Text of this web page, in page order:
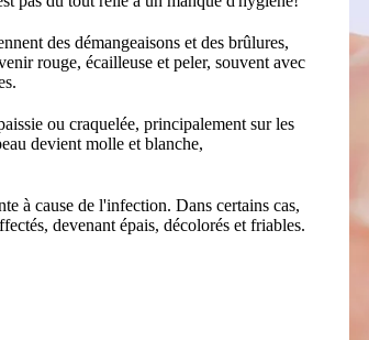
des démangeaisons et des brûlures,
rouge, écailleuse et peler, souvent avec
ou craquelée, principalement sur les
devient molle et blanche,
à cause de l'infection. Dans certains cas,
devenant épais, décolorés et friables.